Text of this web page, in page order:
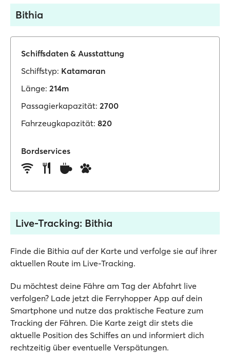
Bithia
Schiffsdaten & Ausstattung
Schiffstyp: Katamaran
Länge: 214m
Passagierkapazität: 2700
Fahrzeugkapazität: 820
Bordservices
Live-Tracking: Bithia
Finde die Bithia auf der Karte und verfolge sie auf ihrer
aktuellen Route im Live-Tracking.
Du möchtest deine Fähre am Tag der Abfahrt live
verfolgen? Lade jetzt die Ferryhopper App auf dein
Smartphone und nutze das praktische Feature zum
Tracking der Fähren. Die Karte zeigt dir stets die
aktuelle Position des Schiffes an und informiert dich
rechtzeitig über eventuelle Verspätungen.